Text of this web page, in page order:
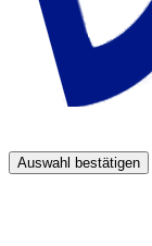
Auswahl bestätigen